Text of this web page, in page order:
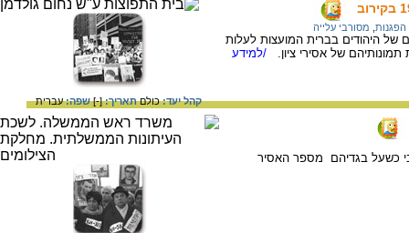
הפגנות מסורבי עלייה
של היהודים בברית המועצות לעלות
של אסירי ציון.
/למידע
קהל יעד:כולםתאריך:[-]שפה:עברית
כשעל בגדיהם מספר האסיר